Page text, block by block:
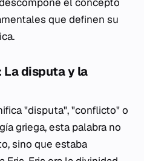
que definen su
La disputa y la
"disputa", "conflicto" o
griega, esta palabra no
sino que estaba